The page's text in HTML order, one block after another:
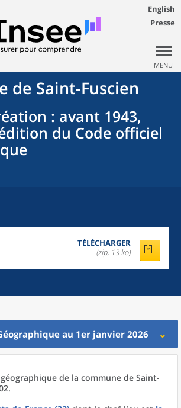
English
Presse
MENU
de Saint-Fuscien
: avant 1943,
du Code officiel
TÉLÉCHARGER
(zip, 13 ko)
au 1er janvier 2026
de la commune de Saint-